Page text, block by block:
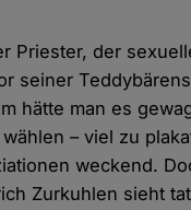
Priester, der
seiner
hätte man es
– viel zu
weckend.
Zurkuhlen sieht